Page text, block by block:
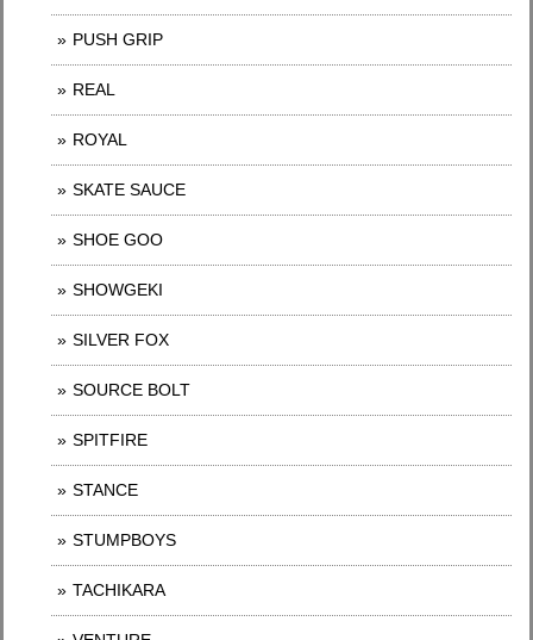
PUSH GRIP
REAL
ROYAL
SKATE SAUCE
SHOE GOO
SHOWGEKI
SILVER FOX
SOURCE BOLT
SPITFIRE
STANCE
STUMPBOYS
TACHIKARA